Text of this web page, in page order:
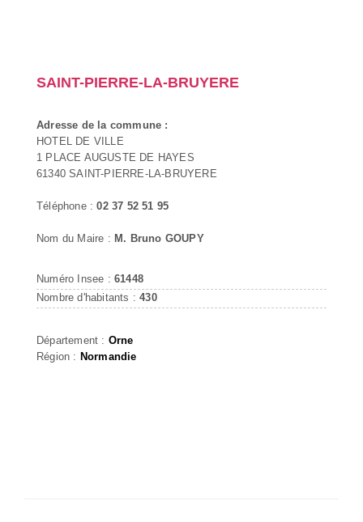
SAINT-PIERRE-LA-BRUYERE
Adresse de la commune :
HOTEL DE VILLE
1 PLACE AUGUSTE DE HAYES
61340 SAINT-PIERRE-LA-BRUYERE
Téléphone :02 37 52 51 95
Nom du Maire : M. Bruno GOUPY
Numéro Insee : 61448
Nombre d'habitants :430
Département : Orne
Région : Normandie